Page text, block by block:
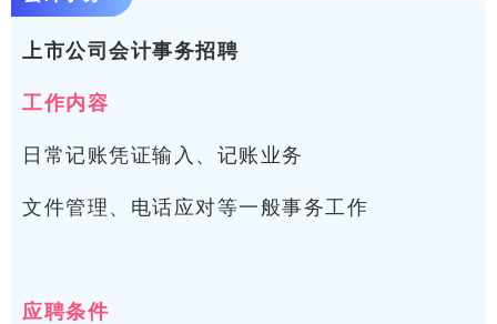
上市公司会计事务招聘
工作内容
日常记账凭证输入、记账业务
文件管理、电话应对等一般事务工作
应聘条件